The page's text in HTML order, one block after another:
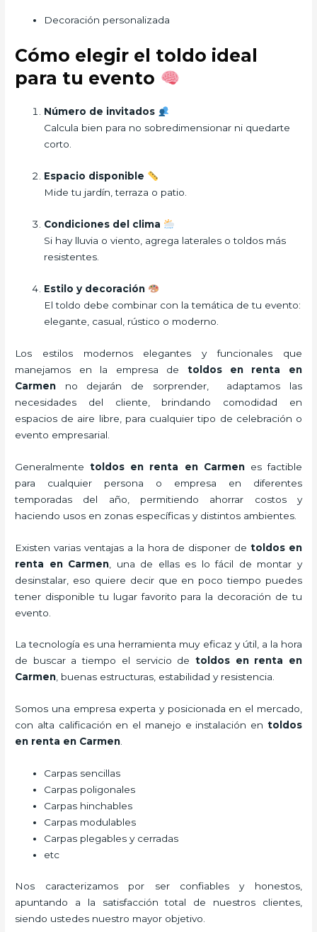
Decoración personalizada
Cómo elegir el toldo ideal
para tu evento
Número de invitados
Calcula bien para no sobredimensionar ni quedarte
corto.
Espacio disponible
Mide tu jardín, terraza o patio.
Condiciones del clima
Si hay lluvia o viento, agrega laterales o toldos más
resistentes.
Estilo y decoración
El toldo debe combinar con la temática de tu evento:
elegante, casual, rústico o moderno.
Los estilos modernos elegantes y funcionales que
manejamos en la empresa de toldos en renta en
Carmen no dejarán de sorprender, adaptamos las
necesidades del cliente, brindando comodidad en
espacios de aire libre, para cualquier tipo de celebración o
evento empresarial.
Generalmentetoldos en renta en Carmenes factible
para cualquier persona o empresa en diferentes
temporadas del año, permitiendo ahorrar costos y
haciendo usos en zonas específicas y distintos ambientes.
Existen varias ventajas a la hora de disponer detoldos en
renta en Carmen , una de ellas es lo fácil de montar y
desinstalar, eso quiere decir que en poco tiempo puedes
tener disponible tu lugar favorito para la decoración de tu
evento.
La tecnología es una herramienta muy eficaz y útil, a la hora
de buscar a tiempo el servicio de toldos en renta en
Carmen, buenas estructuras, estabilidad y resistencia.
Somos una empresa experta y posicionada en el mercado,
con alta calificación en el manejo e instalación en toldos
en renta en Carmen.
Carpas sencillas
Carpas poligonales
Carpas hinchables
Carpas modulables
Carpas plegables y cerradas
etc
Nos caracterizamos por ser confiables y honestos,
apuntando a la satisfacción total de nuestros clientes,
siendo ustedes nuestro mayor objetivo.